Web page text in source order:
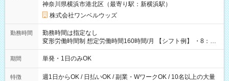
神奈川県横浜市港北区（最寄り駅：新横浜駅）
株式会社ワンベルウッズ
勤務時間
勤務時間は指定なし
変形労働時間制 想定労働時間160時間/月 【シフト例】 ・8：00
～21：00
期間 単発・1日のみOK
特徴
週1日からOK / 日払いOK / 副業・WワークOK / 10名以上の大量